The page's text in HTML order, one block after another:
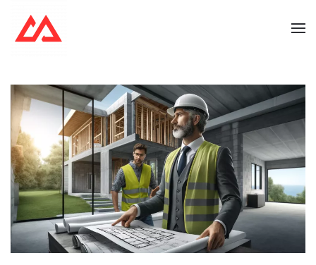
Skip to main content